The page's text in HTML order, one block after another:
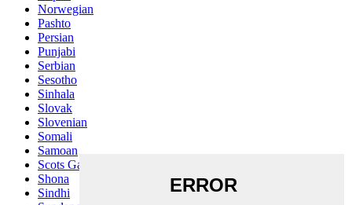
Norwegian
Pashto
Persian
Punjabi
Serbian
Sesotho
Sinhala
Slovak
Slovenian
Somali
Samoan
Scots Gaelic
Shona
Sindhi